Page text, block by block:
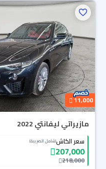
11,000
مازيراتي ليفانتي 2022
سعر الكاش(شامل الضريبة)
207,000
218,000